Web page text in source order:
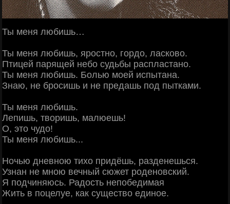
Ты меня любишь…
Ты меня любишь, яростно, гордо, ласково.
Птицей парящей небо судьбы распластано.
Ты меня любишь. Болью моей испытана.
Знаю, не бросишь и не предашь под пытками.
Ты меня любишь.
Лепишь, творишь, малюешь!
О, это чудо!
Ты меня любишь...
Ночью дневною тихо придёшь, разденешься.
Узнан не мною вечный сюжет роденовский.
Я подчиняюсь. Радость непобедимая
Жить в поцелуе, как существо единое.